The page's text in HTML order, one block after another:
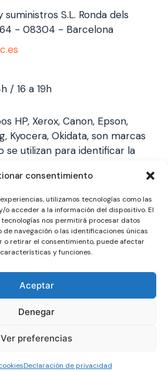
consentimiento
utilizamos tecnologías como las
o acceder a la información del dispositivo. El
nos permitirá procesar datos
navegación o las identificaciones únicas
o retirar el consentimiento, puede afectar
y funciones.
Aceptar
Denegar
Ver preferencias
Declaración de privacidad
S.L. Ronda dels
64 - 08304 - Barcelona
/ 16 a 19h
HP, Xerox, Canon, Epson,
Kyocera, Okidata, son marcas
se utilizan para identificar la
impresoras laser,
técnico especializado y
son marcas registradas
garantías oficiales,
técnico totalmente
marca.
GeneratePress